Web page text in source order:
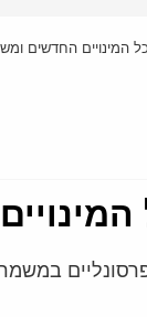
המינויים החדשים
ופרסונליים